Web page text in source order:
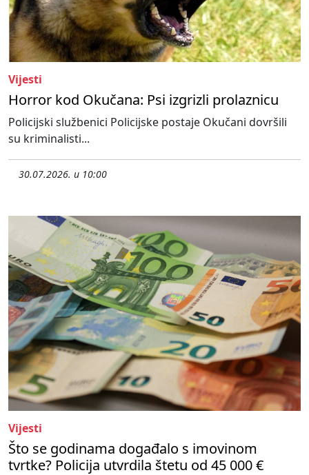
Vijesti
Horror kod Okučana: Psi izgrizli prolaznicu
Policijski službenici Policijske postaje Okučani dovršili
su kriminalisti...
30.07.2026. u 10:00
Vijesti
Što se godinama događalo s imovinom
tvrtke? Policija utvrdila štetu od 45 000 €